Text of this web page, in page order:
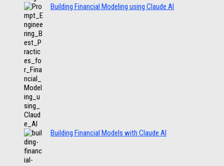
Building Financial Modeling using Claude AI
Building Financial Models with Claude AI